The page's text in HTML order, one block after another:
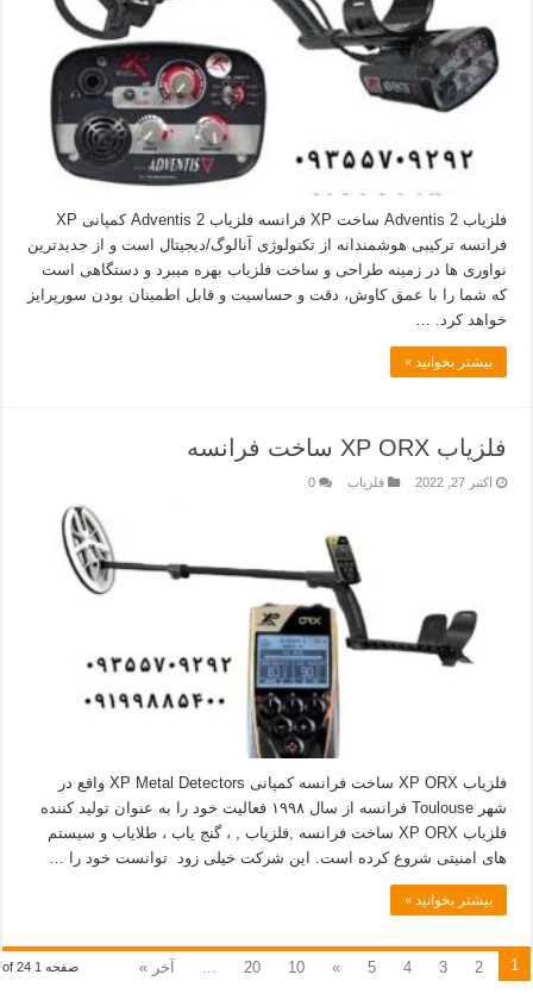
فلزیاب Adventis 2 ساخت XP فرانسه فلزیاب Adventis 2 کمپانی XP
فرانسه ترکیبی هوشمندانه از تکنولوژی آنالوگ/دیجیتال است و از جدیدترین
نواوری ها در زمینه طراحی و ساخت فلزیاب بهره میبرد و دستگاهی است
که شما را با عمق کاوش، دقت و حساسیت و قابل اطمینان بودن سورپرایز
خواهد کرد. …
بیشتر بخوانید »
فلزیاب XP ORX ساخت فرانسه
اکتبر 27, 2022 فلزیاب 0
فلزیاب XP ORX ساخت فرانسه کمپانی XP Metal Detectors واقع در
شهر Toulouse فرانسه از سال ۱۹۹۸ فعالیت خود را به عنوان تولید کننده
فلزیاب XP ORX ساخت فرانسه ,فلزیاب , ، گنج یاب ، طلایاب و سیستم
های امنیتی شروع کرده است. این شرکت خیلی زود توانست خود را …
بیشتر بخوانید »
صفحه 1 of 24 1
2
3
4
5
»
10
20 آخر »